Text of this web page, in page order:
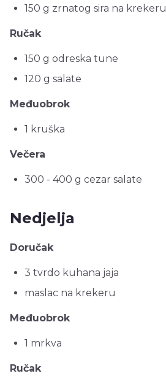
150 g zrnatog sira na krekeru
Ručak
150 g odreska tune
120 g salate
Međuobrok
1 kruška
Večera
300 - 400 g cezar salate
Nedjelja
Doručak
3 tvrdo kuhana jaja
maslac na krekeru
Međuobrok
1 mrkva
Ručak